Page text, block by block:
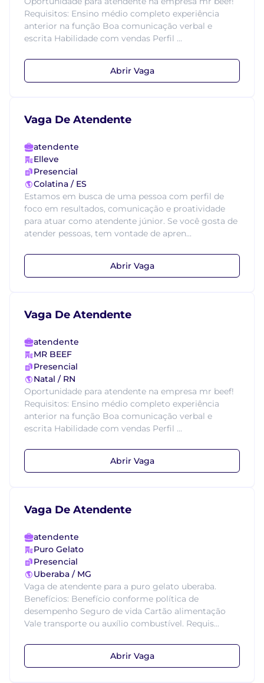
Requisitos: Ensino médio completo experiência
anterior na função Boa comunicação verbal e
escrita Habilidade com vendas Perfil ...
Abrir Vaga
Vaga De Atendente
atendente
Elleve
Presencial
Colatina / ES
Estamos em busca de uma pessoa com perfil de
foco em resultados, comunicação e proatividade
para atuar como atendente júnior. Se você gosta de
atender pessoas, tem vontade de apren...
Abrir Vaga
Vaga De Atendente
atendente
MR BEEF
Presencial
Natal / RN
Oportunidade para atendente na empresa mr beef!
Requisitos: Ensino médio completo experiência
anterior na função Boa comunicação verbal e
escrita Habilidade com vendas Perfil ...
Abrir Vaga
Vaga De Atendente
atendente
Puro Gelato
Presencial
Uberaba / MG
Vaga de atendente para a puro gelato uberaba.
Benefícios: Benefício conforme política de
desempenho Seguro de vida Cartão alimentação
Vale transporte ou auxílio combustível. Requis...
Abrir Vaga